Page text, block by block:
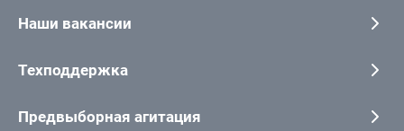
Наши вакансии
Техподдержка
Предвыборная агитация